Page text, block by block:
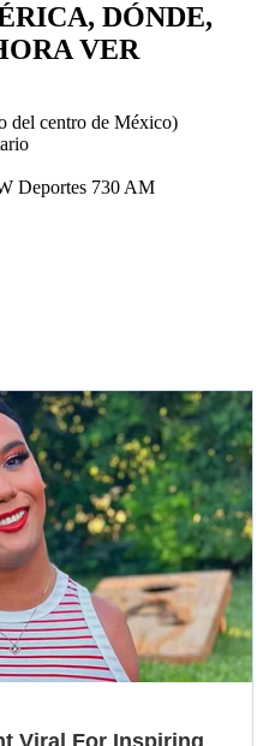
DÓNDE,
VER
del centro de México)
Deportes 730 AM